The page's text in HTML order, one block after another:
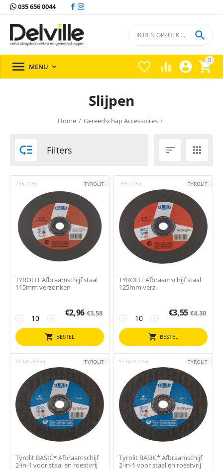
035 656 0044
0


 

 MENU 
Slijpen
Home / Gereedschap Accessoires /
 Filters  
255.1150 TYROLIT
TYROLIT Afbraamschijf staal
115mm verzonken
+
−
€2,96 €3,58
BESTEL
255.1250 TYROLIT
TYROLIT Afbraamschijf staal
125mm verz.
+
−
€3,55 €4,30
BESTEL
YT34176633 TYROLIT
Tyrolit BASIC* Afbraamschijf
2-in-1 voor staal en roestvrij
YT34257184 TYROLIT
Tyrolit BASIC* Afbraamschijf
2-in-1 voor staal en roestvrij